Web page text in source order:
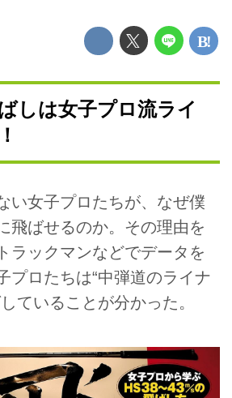
しは女子プロ流ライ
い女子プロたちが、なぜ僕
飛ばせるのか。その理由を
ラックマンなどでデータを
プロたちは“中弾道のライナ
ていることが分かった。